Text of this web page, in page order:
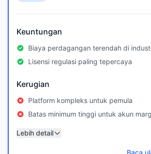
Keuntungan
Biaya perdagangan terendah di
Lisensi regulasi paling tepercaya
Kerugian
Platform kompleks untuk pemula
Batas minimum tinggi untuk akun
Lebih detail
Baca